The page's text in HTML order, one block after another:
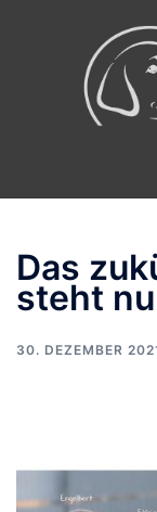
Das
steht
30. DEZEMBER